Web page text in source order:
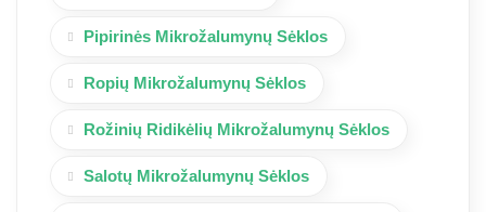
Pipirinės Mikrožalumynų Sėklos
Ropių Mikrožalumynų Sėklos
Rožinių Ridikėlių Mikrožalumynų Sėklos
Salotų Mikrožalumynų Sėklos